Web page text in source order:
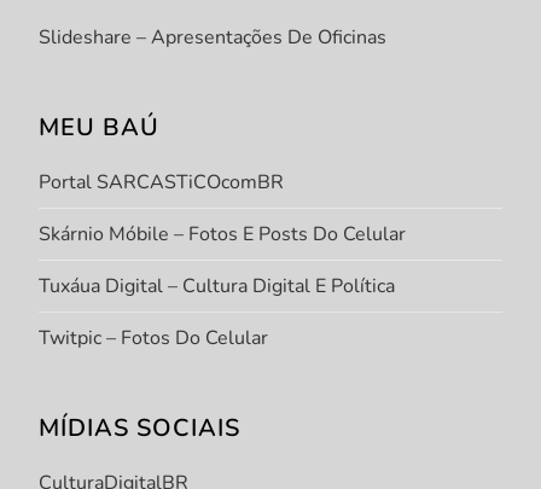
Slideshare – Apresentações De Oficinas
MEU BAÚ
Portal SARCASTiCOcomBR
Skárnio Móbile – Fotos E Posts Do Celular
Tuxáua Digital – Cultura Digital E Política
Twitpic – Fotos Do Celular
MÍDIAS SOCIAIS
CulturaDigitalBR